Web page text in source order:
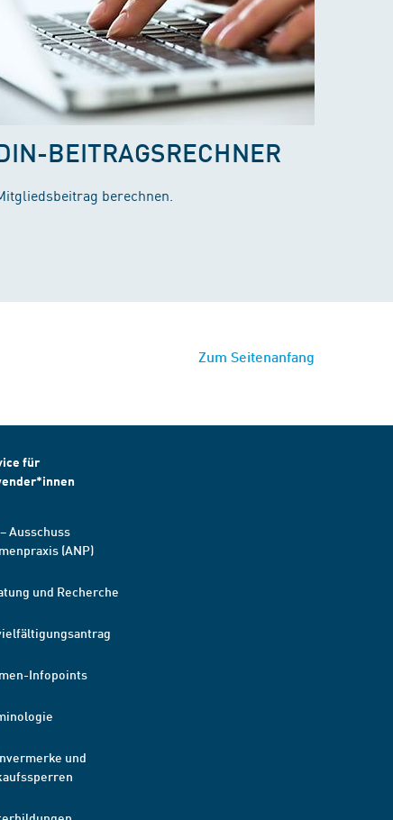
BEITRAGSRECHNER
berechnen.
Zum Seitenanfang
für
Ausschuss
(ANP)
und Recherche
Infopoints
und